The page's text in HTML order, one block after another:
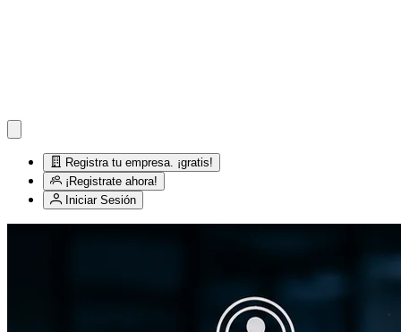
Registra tu empresa. ¡gratis!
¡Registrate ahora!
Iniciar Sesión